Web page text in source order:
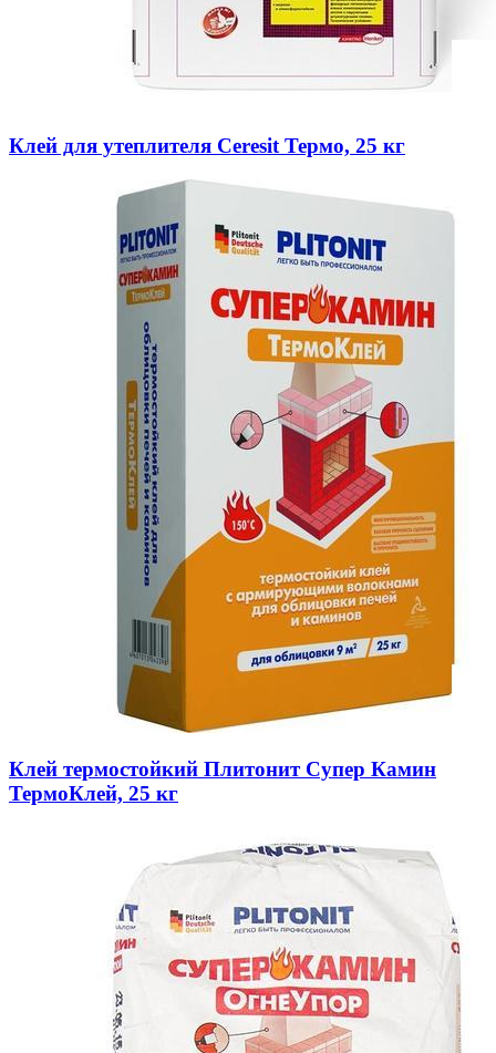
Клей для утеплителя Ceresit Термо, 25 кг
Клей термостойкий Плитонит Супер Камин
ТермоКлей, 25 кг